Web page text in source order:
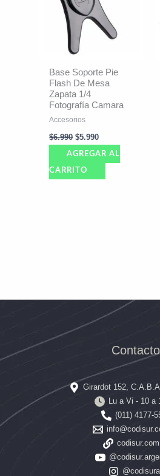
Base Soporte Pie
Flash De Mesa
Zapata 1/4
Fotografía Camara
Accesorios
$6.990 $5.990
AGREGAR AL
CARRITO
Contacto
Girardot 152,
Lu a Vi - 10 a
(011) 4177-